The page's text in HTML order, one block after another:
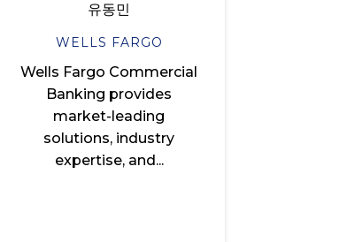
유동민
WELLS FARGO
Wells Fargo Commercial
Banking provides
market-leading
solutions, industry
expertise, and...